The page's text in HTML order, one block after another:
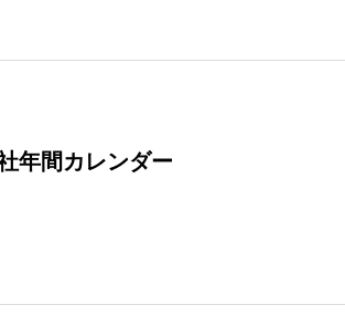
年間カレンダー